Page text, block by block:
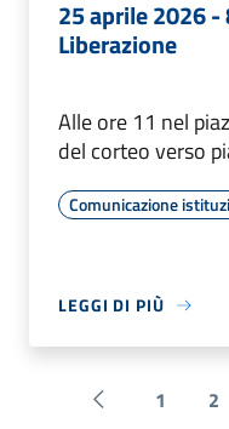
25 aprile 2026
Liberazione
Alle ore 11 nel
del corteo verso
Comunicazione
LEGGI DI PIÙ
Pagina 1 2